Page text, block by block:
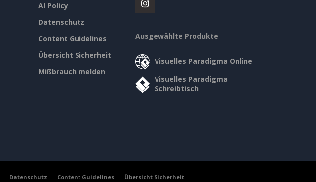
AI Policy
Datenschutz
Content Guidelines
Übersicht Sicherheit
Mißbrauch melden
Ausgewählte Produkte
Visuelles Paradigma Online
Visuelles Paradigma
Schreibtisch
Datenschutz Content Guidelines Übersicht Sicherheit